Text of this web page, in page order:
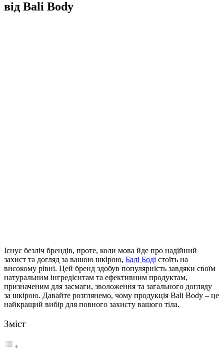
від Bali Body
Існує безліч брендів, проте, коли мова йде про надійний
захист та догляд за вашою шкірою, Балі Боді стоїть на
високому рівні. Цей бренд здобув популярність завдяки своїм
натуральним інгредієнтам та ефективним продуктам,
призначеним для засмаги, зволоження та загального догляду
за шкірою. Давайте розглянемо, чому продукція Bali Body – це
найкращий вибір для повного захисту вашого тіла.
Зміст